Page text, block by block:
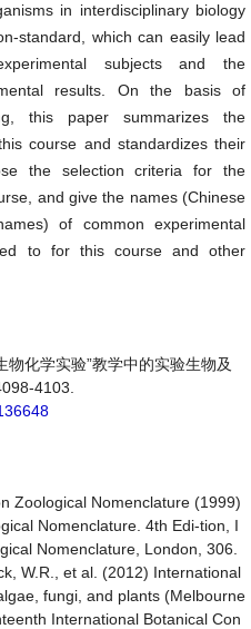
in interdisciplinary biology
standard, which can easily lead
subjects and the
results. On the basis of
this paper summarizes the
course and standardizes their
the selection criteria for the
and give the names (Chinese
of common experimental
to for this course and other
物化学实验”教学中的实验生物及
4103.
Zoological Nomenclature (1999)
Nomenclature. 4th Edi-tion, I
Nomenclature, London, 306.
W.R., et al. (2012) International
fungi, and plants (Melbourne
International Botanical Con